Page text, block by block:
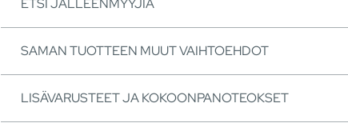
SAMAN TUOTTEEN MUUT VAIHTOEHDOT
LISÄVARUSTEET JA KOKOONPANOTEOKSET